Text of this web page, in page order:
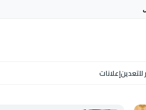
إعلانات